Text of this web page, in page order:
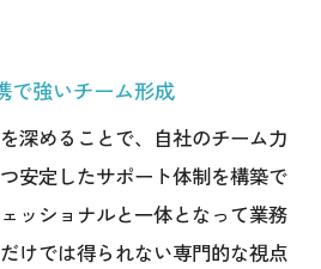
で強いチーム形成
深めることで、自社のチーム力
安定したサポート体制を構築で
ッショナルと一体となって業務
けでは得られない専門的な視点